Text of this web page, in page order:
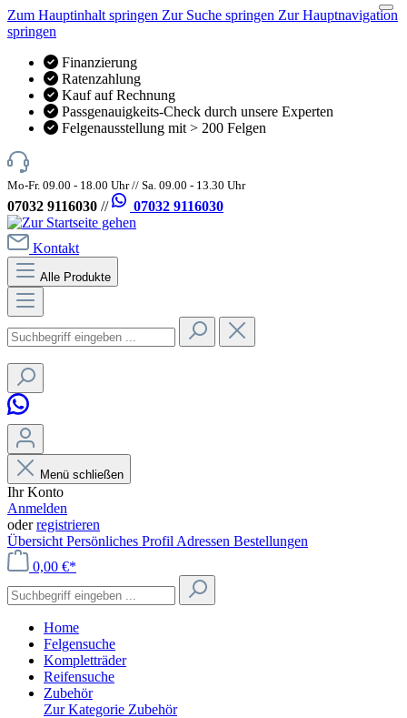
Zum Hauptinhalt springen Zur Suche springen Zur Hauptnavigation
springen
Finanzierung
Ratenzahlung
Kauf auf Rechnung
Passgenauigkeits-Check durch unsere Experten
Felgenausstellung mit > 200 Felgen
Mo-Fr. 09.00 - 18.00 Uhr // Sa. 09.00 - 13.30 Uhr
07032 9116030 // 07032 9116030
Kontakt
Alle Produkte
Menü schließen
Ihr Konto
Anmelden
oderregistrieren
Übersicht Persönliches Profil Adressen Bestellungen
0,00 €*
Home
Felgensuche
Kompletträder
Reifensuche
Zubehör
Zur Kategorie Zubehör